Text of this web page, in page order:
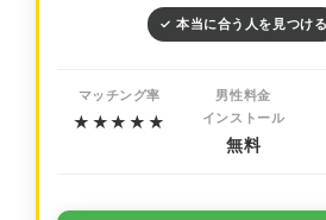
✓ 本当に合う人を見つける
マッチング率
★★★★★
男性料金
インストール
無料